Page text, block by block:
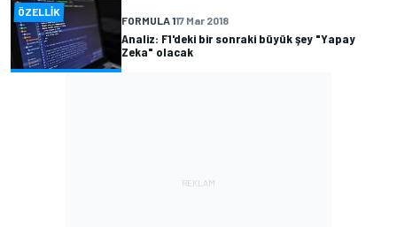
ÖZELLIK
FORMULA 117 Mar 2018
Analiz: F1'deki bir sonraki büyük şey "Yapay
Zeka" olacak